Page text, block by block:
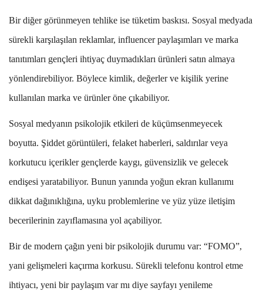
Bir diğer görünmeyen tehlike ise tüketim baskısı. Sosyal medyada
sürekli karşılaşılan reklamlar, influencer paylaşımları ve marka
tanıtımları gençleri ihtiyaç duymadıkları ürünleri satın almaya
yönlendirebiliyor. Böylece kimlik, değerler ve kişilik yerine
kullanılan marka ve ürünler öne çıkabiliyor.
Sosyal medyanın psikolojik etkileri de küçümsenmeyecek
boyutta. Şiddet görüntüleri, felaket haberleri, saldırılar veya
korkutucu içerikler gençlerde kaygı, güvensizlik ve gelecek
endişesi yaratabiliyor. Bunun yanında yoğun ekran kullanımı
dikkat dağınıklığına, uyku problemlerine ve yüz yüze iletişim
becerilerinin zayıflamasına yol açabiliyor.
Bir de modern çağın yeni bir psikolojik durumu var: “FOMO”,
yani gelişmeleri kaçırma korkusu. Sürekli telefonu kontrol etme
ihtiyacı, yeni bir paylaşım var mı diye sayfayı yenileme